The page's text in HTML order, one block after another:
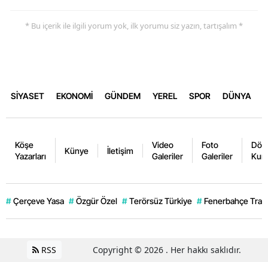
* Bu içerik ile ilgili yorum yok, ilk yorumu siz yazın, tartışalım *
SİYASET EKONOMİ GÜNDEM YEREL SPOR DÜNYA
Köşe
Yazarları
Künye İletişim
Video
Galeriler
Foto
Galeriler
# Çerçeve Yasa # Özgür Özel # Terörsüz Türkiye # Fenerbahçe
RSS Copyright © 2026 . Her hakkı saklıdır.